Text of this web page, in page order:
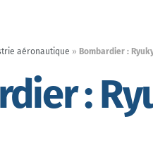
aéronautique » Bombardier :
: